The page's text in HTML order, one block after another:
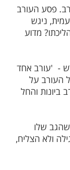
לכל
>>>​
העורב
מדוע